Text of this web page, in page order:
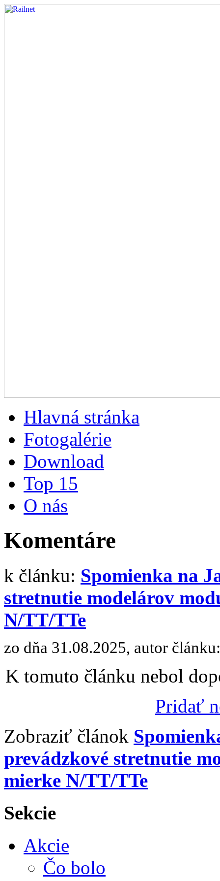
Hlavná stránka
Fotogalérie
Download
Top 15
O nás
Komentáre
k článku: Spomienka na
stretnutie modelárov
N/TT/TTe
zo dňa 31.08.2025, autor
K tomuto článku nebol
Pridať
Zobraziť článok
prevádzkové stretnutie
mierke N/TT/TTe
Sekcie
Akcie
Čo bolo